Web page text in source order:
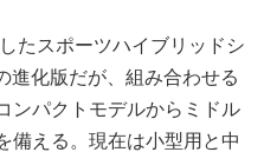
たスポーツハイブリッドシ
進化版だが、組み合わせる
ンパクトモデルからミドル
備える。現在は小型用と中